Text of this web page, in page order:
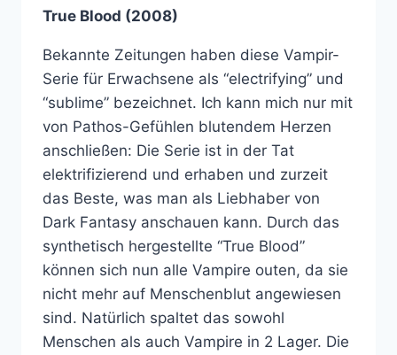
True Blood (2008)
Bekannte Zeitungen haben diese Vampir-
Serie für Erwachsene als “electrifying” und
“sublime” bezeichnet. Ich kann mich nur mit
von Pathos-Gefühlen blutendem Herzen
anschließen: Die Serie ist in der Tat
elektrifizierend und erhaben und zurzeit
das Beste, was man als Liebhaber von
Dark Fantasy anschauen kann. Durch das
synthetisch hergestellte “True Blood”
können sich nun alle Vampire outen, da sie
nicht mehr auf Menschenblut angewiesen
sind. Natürlich spaltet das sowohl
Menschen als auch Vampire in 2 Lager. Die